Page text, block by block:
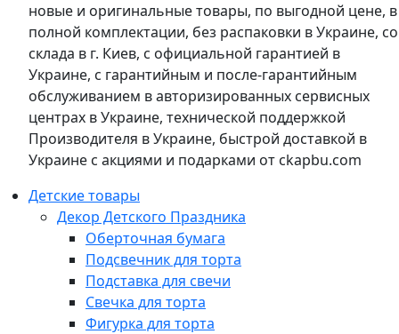
новые и оригинальные товары, по выгодной цене, в
полной комплектации, без распаковки в Украине, со
склада в г. Киев, с официальной гарантией в
Украине, с гарантийным и после-гарантийным
обслуживанием в авторизированных сервисных
центрах в Украине, технической поддержкой
Производителя в Украине, быстрой доставкой в
Украине с акциями и подарками от ckapbu.com
Детские товары
Декор Детского Праздника
Оберточная бумага
Подсвечник для торта
Подставка для свечи
Свечка для торта
Фигурка для торта